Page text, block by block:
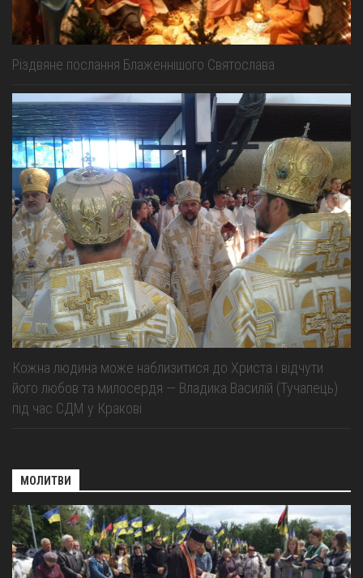
Різдвяне послання Блаженнішого Святослава
Кожна людина може наблизитися до Христа і відчути
його любов та милосердя — Владика Василій (Тучапець)
під час СДМ у Кракові
МОЛИТВИ